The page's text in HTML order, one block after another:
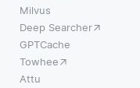
Milvus
Deep Searcher
GPTCache
Towhee
Attu